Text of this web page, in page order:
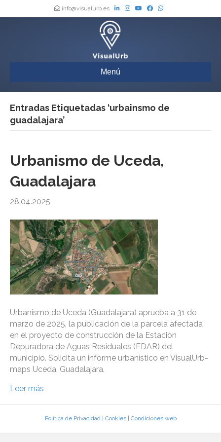
info@visualurb.es
Menú
Entradas Etiquetadas ‘urbainsmo de
guadalajara’
Urbanismo de Uceda,
Guadalajara
28.04.2025
Urbanismo de Uceda (Guadalajara) aprueba a 31 de
marzo de 2025, la publicación de la parcela afectada
en el proyecto de construcción de la Estación
Depuradora de Aguas Residuales (EDAR) del
municipio. Solicita un informe urbanístico en VisualUrb-
maps Uceda, Guadalajara.
Leer más
Política de Privacidad| Cookies| Condiciones web